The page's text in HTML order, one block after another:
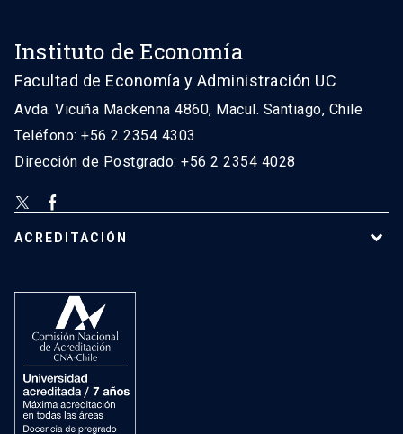
Instituto de Economía
Facultad de Economía y Administración UC
Avda. Vicuña Mackenna 4860, Macul. Santiago, Chile
Teléfono: +56 2 2354 4303
Dirección de Postgrado: +56 2 2354 4028
ACREDITACIÓN